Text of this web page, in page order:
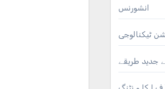
انشورنس
ٹیکنالوجی
جدید طریقے